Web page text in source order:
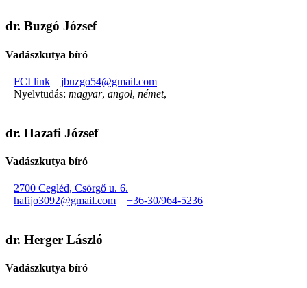
dr. Buzgó József
Vadászkutya bíró
FCI link
jbuzgo54@gmail.com
Nyelvtudás: magyar, angol, német,
dr. Hazafi József
Vadászkutya bíró
2700 Cegléd, Csörgő u. 6.
hafijo3092@gmail.com
+36-30/964-5236
dr. Herger László
Vadászkutya bíró